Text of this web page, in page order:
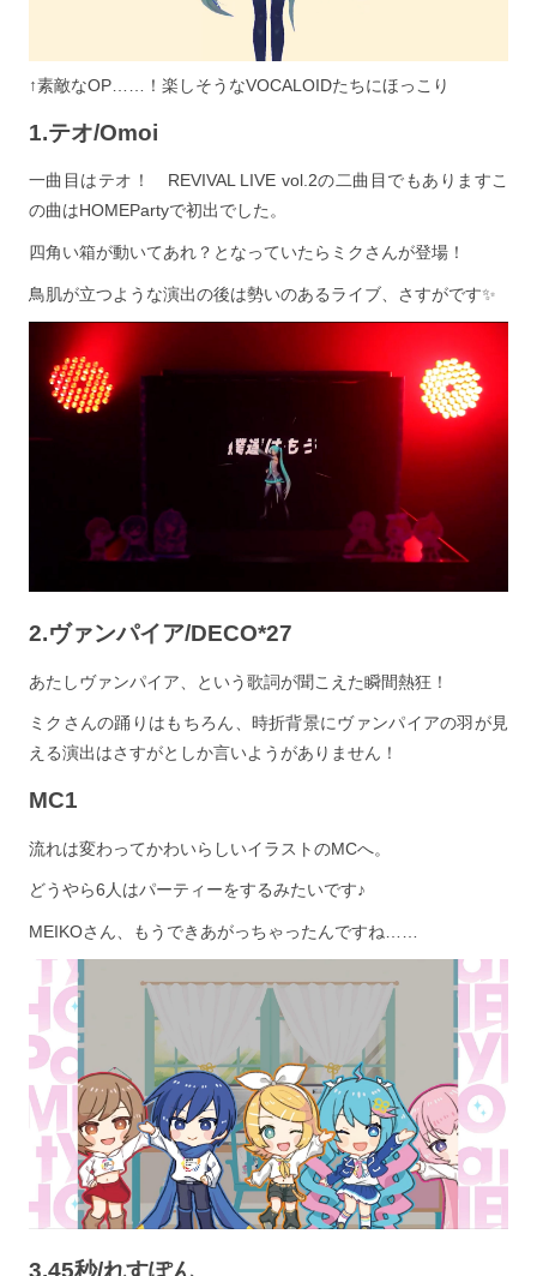
↑素敵なOP……！楽しそうなVOCALOIDたちにほっこり
1.テオ/Omoi
一曲目はテオ！ REVIVAL LIVE vol.2の二曲目でもありますこ
の曲はHOMEPartyで初出でした。
四角い箱が動いてあれ？となっていたらミクさんが登場！
鳥肌が立つような演出の後は勢いのあるライブ、さすがです✨
2.ヴァンパイア/DECO*27
あたしヴァンパイア、という歌詞が聞こえた瞬間熱狂！
ミクさんの踊りはもちろん、時折背景にヴァンパイアの羽が見
える演出はさすがとしか言いようがありません！
MC1
流れは変わってかわいらしいイラストのMCへ。
どうやら6人はパーティーをするみたいです♪
MEIKOさん、もうできあがっちゃったんですね……
3.45秒/れすぽん